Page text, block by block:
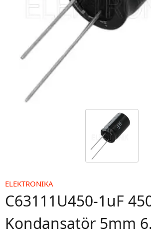
ELEKTRONIKA
C63111U450-1uF
Kondansatör 5mm